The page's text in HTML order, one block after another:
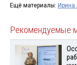
Ещё материалы: Ирина
Рекомендуемые